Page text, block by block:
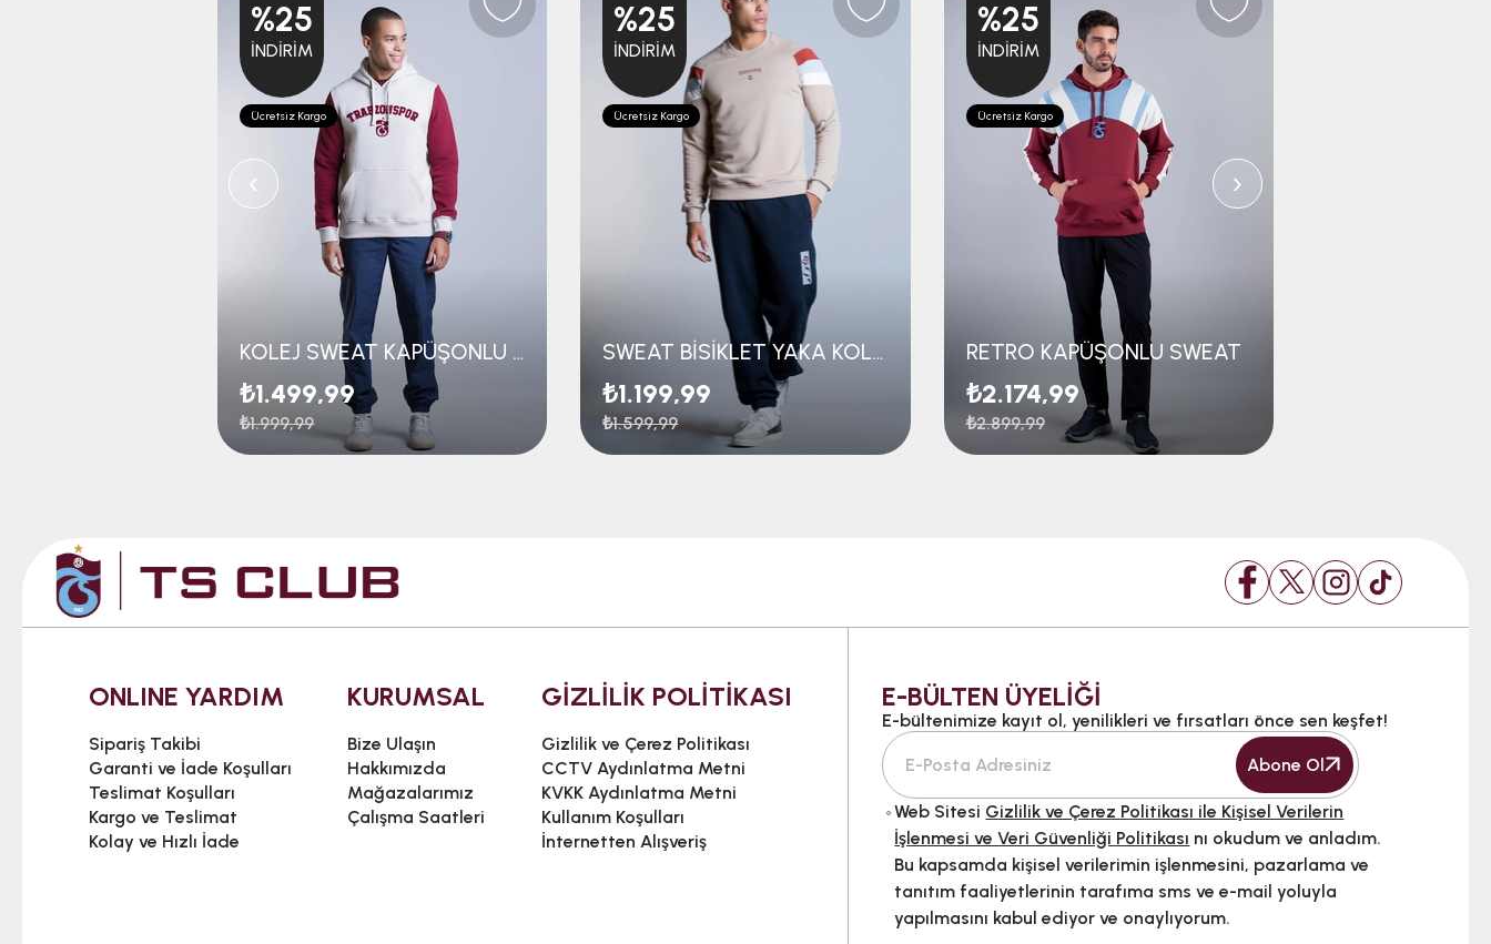
KOLEJ SWEAT KAPÜŞONLU TRABZONSPOR NAKIŞLI
₺1.499,99
₺1.999,99
%25
İNDIRIM
Ücretsiz Kargo
SWEAT BİSİKLET YAKA KOLLARI ÇİZGİLİ
₺1.199,99
₺1.599,99
%25
İNDIRIM
Ücretsiz Kargo
RETRO KAPÜŞONLU SWEAT
₺2.174,99
₺2.899,99
%25
İNDIRIM
Ücretsiz Kargo
‹ ›
ONLINE YARDIM
Sipariş Takibi
Garanti ve İade Koşulları
Teslimat Koşulları
Kargo ve Teslimat
Kolay ve Hızlı İade
KURUMSAL
Bize Ulaşın
Hakkımızda
Mağazalarımız
Çalışma Saatleri
GİZLİLİK POLİTİKASI
Gizlilik ve Çerez Politikası
CCTV Aydınlatma Metni
KVKK Aydınlatma Metni
Kullanım Koşulları
İnternetten Alışveriş
E-BÜLTEN ÜYELİĞİ
E-bültenimize kayıt ol, yenilikleri ve fırsatları önce sen keşfet!
Abone Ol
Web Sitesi Gizlilik ve Çerez Politikası ile Kişisel Verilerin
İşlenmesi ve Veri Güvenliği Politikası nı okudum ve anladım.
Bu kapsamda kişisel verilerimin işlenmesini, pazarlama ve
tanıtım faaliyetlerinin tarafıma sms ve e-mail yoluyla
yapılmasını kabul ediyor ve onaylıyorum.